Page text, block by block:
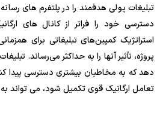
تبلیغات پولی هدفمند را در پلتفرم های
دسترسی خود را فراتر از کانال های
استراتژیک کمپین‌های تبلیغاتی برای
پروژه، تأثیر آنها را به حداکثر می‌رساند.
دهد که به مخاطبان بیشتری دسترسی پیدا
تعامل ارگانیک قوی تکمیل شود، می تواند به